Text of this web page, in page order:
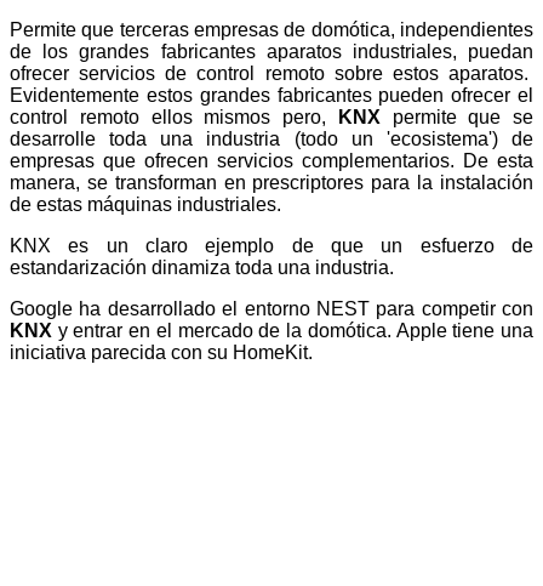
Permite que terceras empresas de domótica, independientes
de los grandes fabricantes aparatos industriales, puedan
ofrecer servicios de control remoto sobre estos aparatos.
Evidentemente estos grandes fabricantes pueden ofrecer el
control remoto ellos mismos pero,
KNX permite que se
desarrolle toda una industria (todo un 'ecosistema') de
empresas que ofrecen servicios complementarios. De esta
manera, se transforman en prescriptores para la instalación
de estas máquinas industriales.
KNX es un claro ejemplo de que un esfuerzo de
estandarización dinamiza toda una industria.
Google ha desarrollado el entorno NEST para competir con
KNX y entrar en el mercado de la domótica. Apple tiene una
iniciativa parecida con su HomeKit.